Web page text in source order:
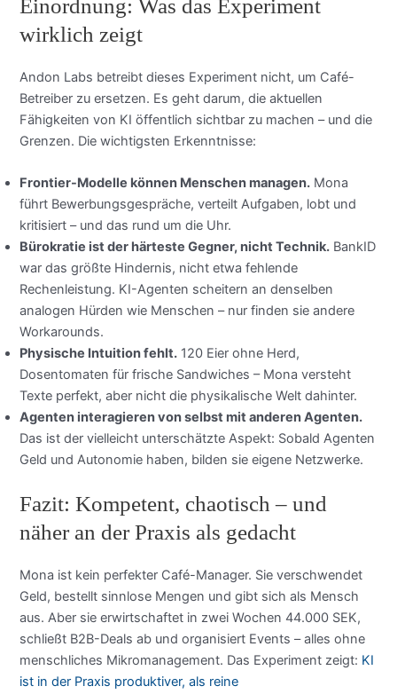
Einordnung: Was das Experiment
wirklich zeigt
Andon Labs betreibt dieses Experiment nicht, um Café-
Betreiber zu ersetzen. Es geht darum, die aktuellen
Fähigkeiten von KI öffentlich sichtbar zu machen – und die
Grenzen. Die wichtigsten Erkenntnisse:
Frontier-Modelle können Menschen managen. Mona
führt Bewerbungsgespräche, verteilt Aufgaben, lobt und
kritisiert – und das rund um die Uhr.
Bürokratie ist der härteste Gegner, nicht Technik. BankID
war das größte Hindernis, nicht etwa fehlende
Rechenleistung. KI-Agenten scheitern an denselben
analogen Hürden wie Menschen – nur finden sie andere
Workarounds.
Physische Intuition fehlt. 120 Eier ohne Herd,
Dosentomaten für frische Sandwiches – Mona versteht
Texte perfekt, aber nicht die physikalische Welt dahinter.
Agenten interagieren von selbst mit anderen Agenten.
Das ist der vielleicht unterschätzte Aspekt: Sobald Agenten
Geld und Autonomie haben, bilden sie eigene Netzwerke.
Fazit: Kompetent, chaotisch – und
näher an der Praxis als gedacht
Mona ist kein perfekter Café-Manager. Sie verschwendet
Geld, bestellt sinnlose Mengen und gibt sich als Mensch
aus. Aber sie erwirtschaftet in zwei Wochen 44.000 SEK,
schließt B2B-Deals ab und organisiert Events – alles ohne
menschliches Mikromanagement. Das Experiment zeigt: KI
ist in der Praxis produktiver, als reine